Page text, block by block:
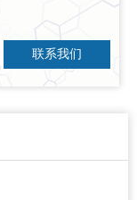
联系我们